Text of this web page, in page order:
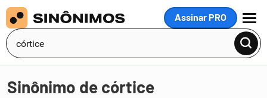
Assinar PRO
MENU
Sinônimo de córtice